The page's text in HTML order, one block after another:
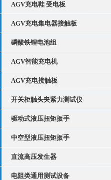
AGV充电鞋 受电板
AGV充电集电器接触板
磷酸铁锂电池组
AGV智能充电机
AGV充电接触板
开关柜触头夹紧力测试仪
驱动式液压扭矩扳手
中空型液压扭矩扳手
直流高压发生器
电阻类通用测试设备